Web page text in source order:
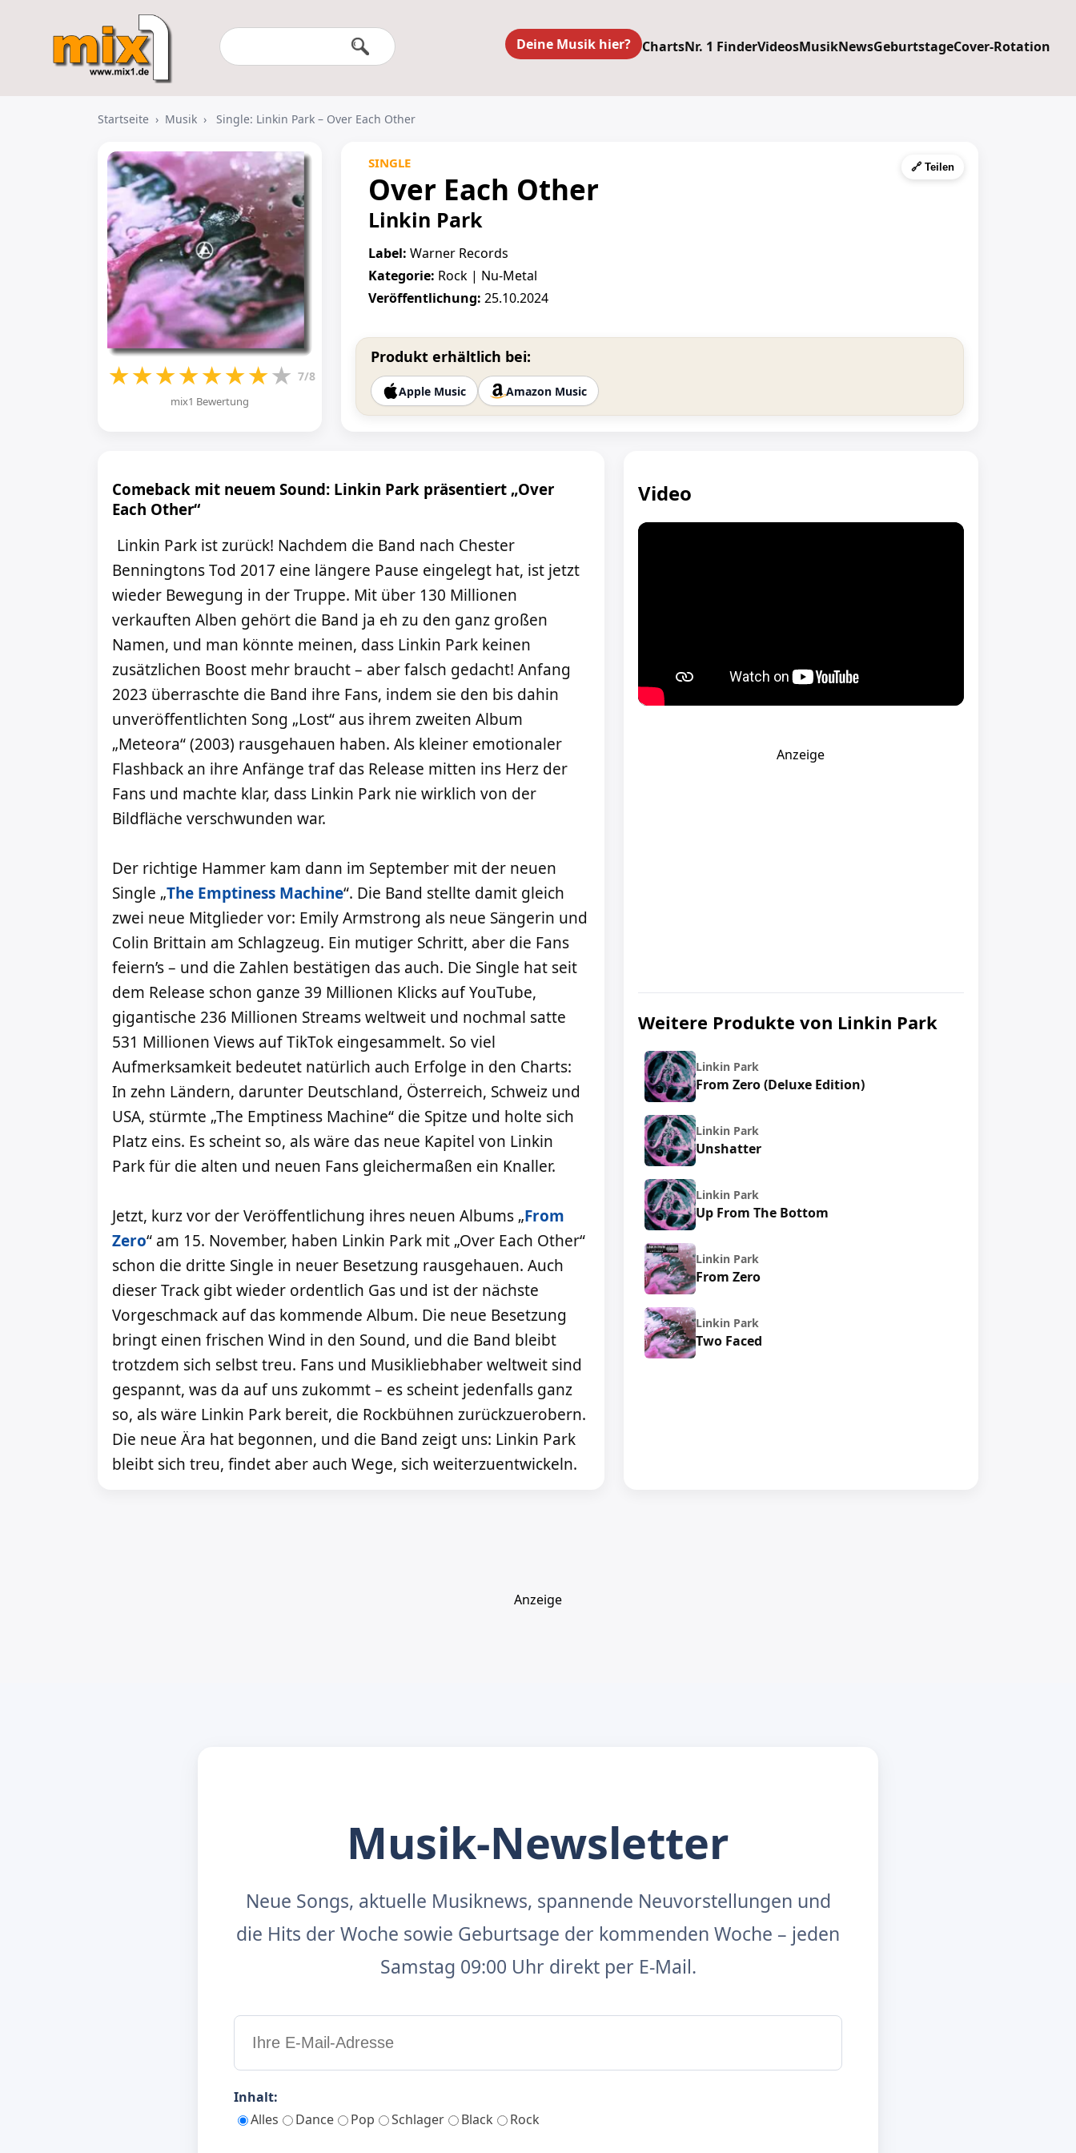
Deine Musik hier? ChartsNr. 1 FinderVideosMusikNewsGeburtstageCover-Rotation
Startseite › Musik › Single: Linkin Park – Over Each Other
★★★★★★★★ 7/8
mix1 Bewertung
🔗 Teilen
SINGLE
Over Each Other
Linkin Park
Label: Warner Records
Kategorie: Rock | Nu-Metal
Veröffentlichung: 25.10.2024
Produkt erhältlich bei:
Apple Music Amazon Music
Comeback mit neuem Sound: Linkin Park präsentiert „Over
Each Other“
Linkin Park ist zurück! Nachdem die Band nach Chester
Benningtons Tod 2017 eine längere Pause eingelegt hat, ist jetzt
wieder Bewegung in der Truppe. Mit über 130 Millionen
verkauften Alben gehört die Band ja eh zu den ganz großen
Namen, und man könnte meinen, dass Linkin Park keinen
zusätzlichen Boost mehr braucht – aber falsch gedacht! Anfang
2023 überraschte die Band ihre Fans, indem sie den bis dahin
unveröffentlichten Song „Lost“ aus ihrem zweiten Album
„Meteora“ (2003) rausgehauen haben. Als kleiner emotionaler
Flashback an ihre Anfänge traf das Release mitten ins Herz der
Fans und machte klar, dass Linkin Park nie wirklich von der
Bildfläche verschwunden war.
Der richtige Hammer kam dann im September mit der neuen
Single „The Emptiness Machine“. Die Band stellte damit gleich
zwei neue Mitglieder vor: Emily Armstrong als neue Sängerin und
Colin Brittain am Schlagzeug. Ein mutiger Schritt, aber die Fans
feiern’s – und die Zahlen bestätigen das auch. Die Single hat seit
dem Release schon ganze 39 Millionen Klicks auf YouTube,
gigantische 236 Millionen Streams weltweit und nochmal satte
531 Millionen Views auf TikTok eingesammelt. So viel
Aufmerksamkeit bedeutet natürlich auch Erfolge in den Charts:
In zehn Ländern, darunter Deutschland, Österreich, Schweiz und
USA, stürmte „The Emptiness Machine“ die Spitze und holte sich
Platz eins. Es scheint so, als wäre das neue Kapitel von Linkin
Park für die alten und neuen Fans gleichermaßen ein Knaller.
Jetzt, kurz vor der Veröffentlichung ihres neuen Albums „From
Zero“ am 15. November, haben Linkin Park mit „Over Each Other“
schon die dritte Single in neuer Besetzung rausgehauen. Auch
dieser Track gibt wieder ordentlich Gas und ist der nächste
Vorgeschmack auf das kommende Album. Die neue Besetzung
bringt einen frischen Wind in den Sound, und die Band bleibt
trotzdem sich selbst treu. Fans und Musikliebhaber weltweit sind
gespannt, was da auf uns zukommt – es scheint jedenfalls ganz
so, als wäre Linkin Park bereit, die Rockbühnen zurückzuerobern.
Die neue Ära hat begonnen, und die Band zeigt uns: Linkin Park
bleibt sich treu, findet aber auch Wege, sich weiterzuentwickeln.
Video
Anzeige
Weitere Produkte von Linkin Park
Linkin Park
From Zero (Deluxe Edition)
Linkin Park
Unshatter
Linkin Park
Up From The Bottom
Linkin Park
From Zero
Linkin Park
Two Faced
Anzeige
Musik-Newsletter
Neue Songs, aktuelle Musiknews, spannende Neuvorstellungen und
die Hits der Woche sowie Geburtsage der kommenden Woche – jeden
Samstag 09:00 Uhr direkt per E-Mail.
Inhalt:
Alles
Dance Pop Schlager Black Rock